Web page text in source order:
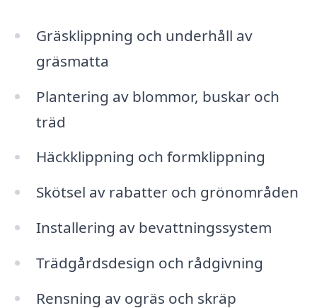
Gräsklippning och underhåll av
gräsmatta
Plantering av blommor, buskar och
träd
Häckklippning och formklippning
Skötsel av rabatter och grönområden
Installering av bevattningssystem
Trädgårdsdesign och rådgivning
Rensning av ogräs och skräp